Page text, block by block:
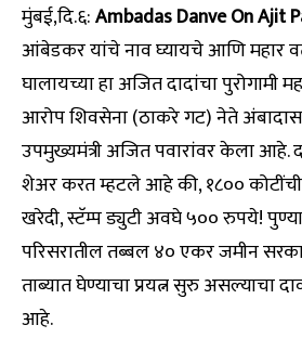
मुंबई,दि.६:Ambadas Danve On Ajit
आंबेडकर यांचे नाव घ्यायचे आणि महार
घालायच्या हा अजित दादांचा पुरोगामी
आरोप शिवसेना (ठाकरे गट) नेते अंबादास
उपमुख्यमंत्री अजित पवारांवर केला आहे.
शेअर करत म्हटले आहे की, १८००
खरेदी, स्टॅम्प ड्युटी अवघे ५०० रुपये!
परिसरातील तब्बल ४० एकर जमीन
ताब्यात घेण्याचा प्रयत्न सुरु असल्याचा
आहे.